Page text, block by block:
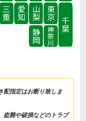
配指定はお断り致しま
盗難や破損などのトラブ